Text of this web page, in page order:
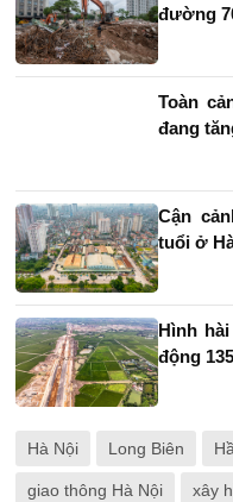
đường
Toàn
đang
Cận
tuổi ở
Hình
động
Hà Nội Long Biên
giao thông Hà Nội xây